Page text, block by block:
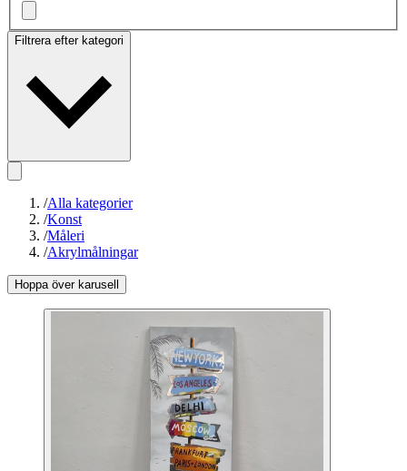
Filtrera efter kategori
/Alla kategorier
/Konst
/Måleri
/Akrylmålningar
Hoppa över karusell